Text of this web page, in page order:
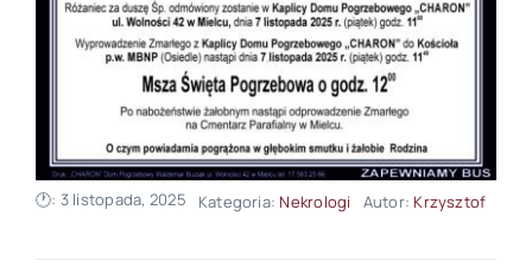
🕐: 3 listopada, 2025 Kategoria: Nekrologi Autor: Krzysztof